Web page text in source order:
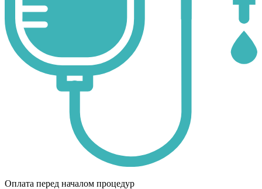
Оплата перед началом процедур